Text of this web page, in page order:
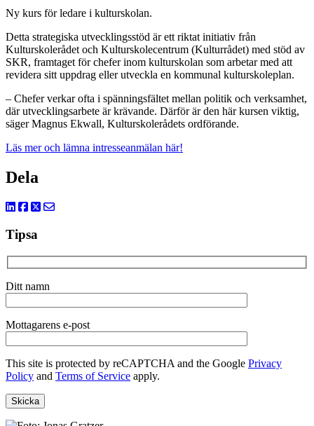
Ny kurs för ledare i kulturskolan.
Detta strategiska utvecklingsstöd är ett riktat initiativ från
Kulturskolerådet och Kulturskolecentrum (Kulturrådet) med stöd av
SKR, framtaget för chefer inom kulturskolan som arbetar med att
revidera sitt uppdrag eller utveckla en kommunal kulturskoleplan.
– Chefer verkar ofta i spänningsfältet mellan politik och verksamhet,
där utvecklingsarbete är krävande. Därför är den här kursen viktig,
säger Magnus Ekwall, Kulturskolerådets ordförande.
Läs mer och lämna intresseanmälan här!
Dela
Tipsa
Ditt namn
Mottagarens e-post
This site is protected by reCAPTCHA and the Google Privacy
Policy and Terms of Service apply.